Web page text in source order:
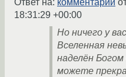
Ответ на: комментарий
18:31:29 +00:00
Но ничего у
Вселенная
наделён
можете